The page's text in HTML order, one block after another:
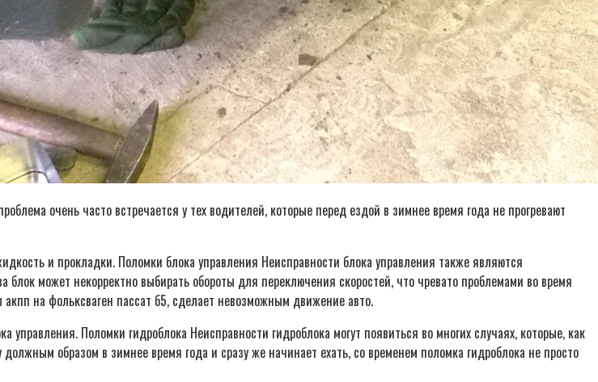
очень часто встречается у тех водителей, которые перед ездой в зимнее время года не прогревают
и прокладки. Поломки блока управления Неисправности блока управления также являются
может некорректно выбирать обороты для переключения скоростей, что чревато проблемами во время
на фольксваген пассат б5, сделает невозможным движение авто.
Поломки гидроблока Неисправности гидроблока могут появиться во многих случаях, которые, как
образом в зимнее время года и сразу же начинает ехать, со временем поломка гидроблока не просто